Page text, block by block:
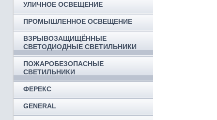
УЛИЧНОЕ ОСВЕЩЕНИЕ
ПРОМЫШЛЕННОЕ ОСВЕЩЕНИЕ
ВЗРЫВОЗАЩИЩЁННЫЕ
СВЕТОДИОДНЫЕ СВЕТИЛЬНИКИ
ПОЖАРОБЕЗОПАСНЫЕ
СВЕТИЛЬНИКИ
ФЕРЕКС
GENERAL